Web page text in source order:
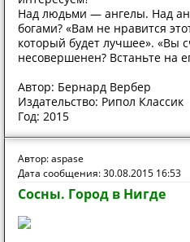
Над людьми — ангелы. Над
богами? «Вам не нравится
который будет лучшее». «Вы
несовершенен? Встаньте на
Автор: Бернард Вербер
Издательство: Рипол Классик
Год: 2015
Автор: aspase
Дата сообщения: 30.08.2015 16:53
Сосны. Город в Нигде